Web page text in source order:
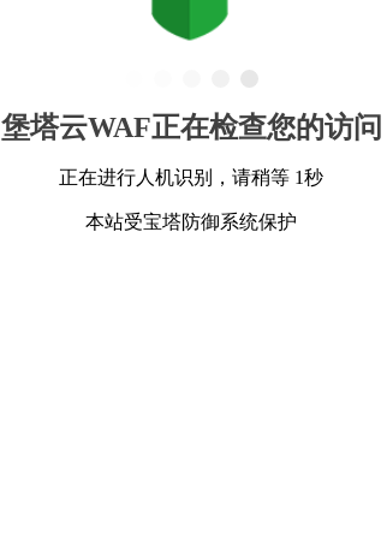
堡塔云WAF正在检查您的访问
正在进行人机识别，请稍等 1秒
本站受宝塔防御系统保护